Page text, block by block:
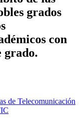
grados
con
grado.
de Telecomunicación